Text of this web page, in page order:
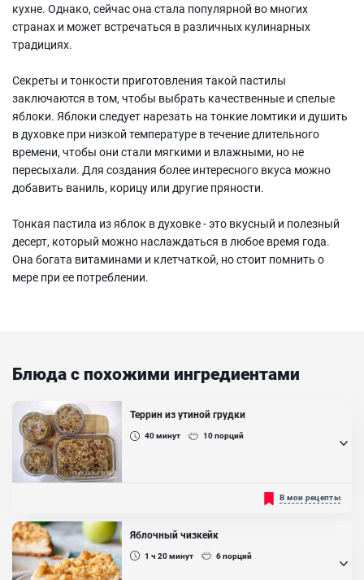
кухне. Однако, сейчас она стала популярной во многих
странах и может встречаться в различных кулинарных
традициях.
Секреты и тонкости приготовления такой пастилы
заключаются в том, чтобы выбрать качественные и спелые
яблоки. Яблоки следует нарезать на тонкие ломтики и душить
в духовке при низкой температуре в течение длительного
времени, чтобы они стали мягкими и влажными, но не
пересыхали. Для создания более интересного вкуса можно
добавить ваниль, корицу или другие пряности.
Тонкая пастила из яблок в духовке - это вкусный и полезный
десерт, который можно наслаждаться в любое время года.
Она богата витаминами и клетчаткой, но стоит помнить о
мере при ее потреблении.
Блюда с похожими ингредиентами
Террин из утиной грудки
40минут 10порций
Террин получил свое название благодаря одноименной
прямоугольной форме для запекания. Поэтому его важно
запекать именно в прямоугольной жаропрочной форме. Он
является одним из традиционных блюд Франции и идеально
подойдет к празднику. А если это террин из утки с кедровыми
орешками, то он точно станет превосходной закуской с изящным
вкусом....
В мои рецепты
Яблочный чизкейк
1 ч 20минут 6порций